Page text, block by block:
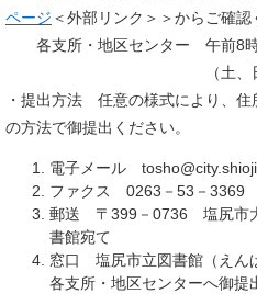
ページ ＜外部リンク＞ ＞からご確認
各支所・地区センター 午前8時
（土、日曜日、祝
・提出方法 任意の様式により、
の方法で御提出ください。
電子メール
ファクス 0263－53－3369
郵送 〒399－0736 塩尻市
書館宛て
窓口 塩尻市立図書館（えん
各支所・地区センターへ御提